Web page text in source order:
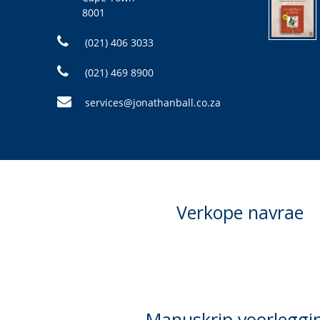
8001
(021) 406 3033
(021) 469 8900
services@jonathanball.co.za
Verkope navrae